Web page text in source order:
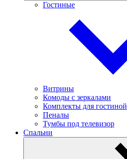
Гостиные
Витрины
Комоды с зеркалами
Комплекты для гостиной
Пеналы
Тумбы под телевизор
Спальни